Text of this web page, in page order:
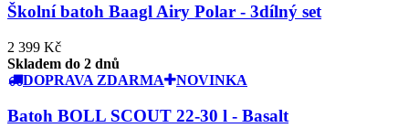
Školní batoh Baagl Airy Polar - 3dílný set
2 399 Kč
Skladem do 2 dnů
DOPRAVA ZDARMA
NOVINKA
Batoh BOLL SCOUT 22-30 l - Basalt